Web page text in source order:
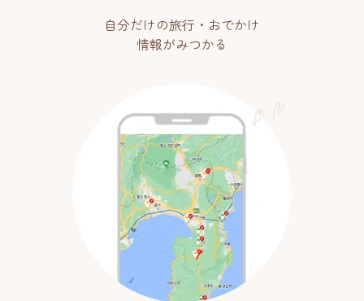
自分だけの旅行・おでかけ
情報がみつかる